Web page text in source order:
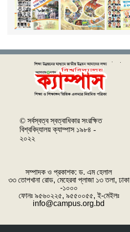
© সর্বস্বত্ব স্বত্বাধিকার সংরক্ষিত
বিশ্ববিদ্যালয় ক্যাম্পাস ১৯৮৪ -
২০২২
সম্পাদক ও প্রকাশক: ‌ড. এম হেলাল
৩৩ তোপখানা রোড, মেহেরবা প্লাজা ১৩ তলা, ঢাকা
-১০০০
ফোনঃ ৯৫৬০২২৫, ৯৫৫০০৫৫, ই-মেইলঃ
info@campus.org.bd